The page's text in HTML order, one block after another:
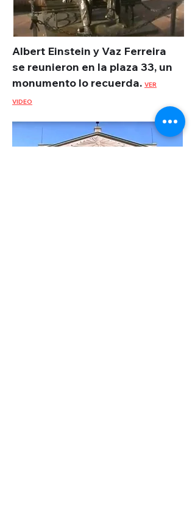
Albert Einstein y Vaz Ferreira
se reunieron en la plaza 33, un
monumento lo recuerda. VER
VIDEO